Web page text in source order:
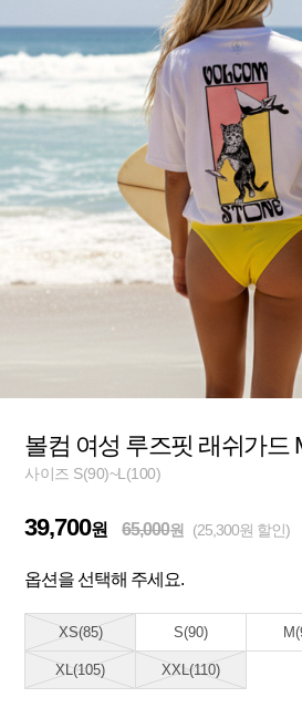
볼컴 여성 루즈핏 래쉬가드
사이즈 S(90)~L(100)
39,700원 65,000원 (25,300원 할인)
옵션을 선택해 주세요.
XS(85) S(90)
XL(105) XXL(110)